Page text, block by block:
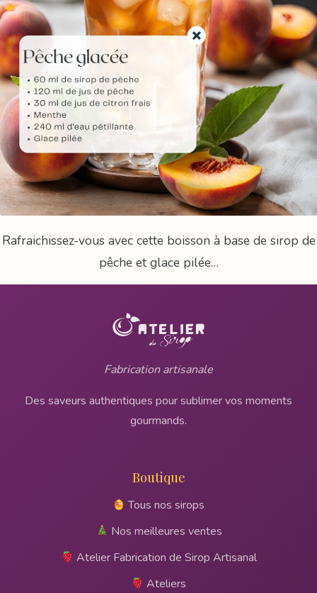
Rafraichissez-vous avec cette boisson à base de sirop de
pêche et glace pilée…
Fabrication artisanale
Des saveurs authentiques pour sublimer vos moments
gourmands.
Boutique
Tous nos sirops
Nos meilleures ventes
Atelier Fabrication de Sirop Artisanal
Ateliers